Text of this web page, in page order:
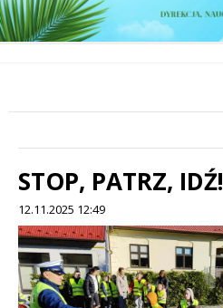
STOP, PATRZ, IDŹ!
12.11.2025 12:49